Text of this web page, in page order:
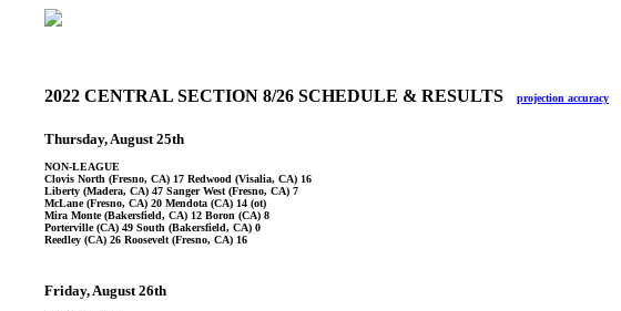
2022 CENTRAL SECTION 8/26 SCHEDULE & RESULTS projection accuracy
Thursday, August 25th
NON-LEAGUE
Clovis North (Fresno, CA) 17 Redwood (Visalia, CA) 16
Liberty (Madera, CA) 47 Sanger West (Fresno, CA) 7
McLane (Fresno, CA) 20 Mendota (CA) 14 (ot)
Mira Monte (Bakersfield, CA) 12 Boron (CA) 8
Porterville (CA) 49 South (Bakersfield, CA) 0
Reedley (CA) 26 Roosevelt (Fresno, CA) 16
Friday, August 26th